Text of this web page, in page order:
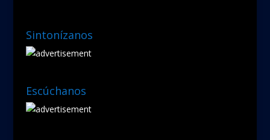
Sintonízanos
Escúchanos